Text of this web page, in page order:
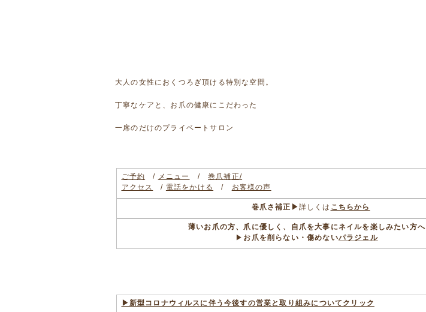
大人の女性におくつろぎ頂ける特別な空間。
丁寧なケアと、お爪の健康にこだわった
一席のだけのプライベートサロン
ご予約 / メニュー /巻爪補正/
アクセス
/ 電話をかける / お客様の声
巻爪さ補正▶詳しくは こちらから
薄いお爪の方、爪に優しく、自爪を大事にネイルを楽しみたい方へ
▶ お爪を削らない・傷めないパラジェル
▶新型コロナウィルスに伴う今後すの営業と取り組みについてクリック